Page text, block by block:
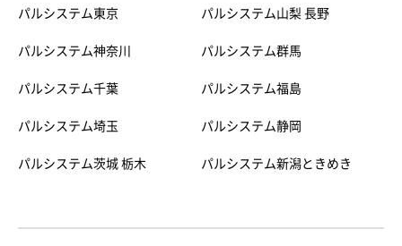
パルシステム東京
パルシステム神奈川
パルシステム千葉
パルシステム埼玉
パルシステム茨城 栃木
パルシステム山梨 長野
パルシステム群馬
パルシステム福島
パルシステム静岡
パルシステム新潟ときめき